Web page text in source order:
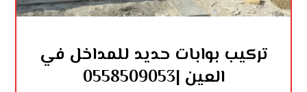
تركيب بوابات حديد للمداخل في
العين |0558509053